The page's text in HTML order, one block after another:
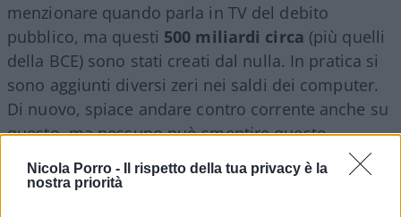
Nicola Porro -
Il rispetto della tua privacy è la
nostra priorità
menzionare quando parla in TV del debito
pubblico, ma questi 500 miliardi circa (più quelli
della BCE) sono stati creati dal nulla. In pratica si
sono aggiunti diversi zeri nei saldi dei computer.
Di nuovo, spiace andare contro corrente anche su
questo, ma nessuno può smentire questo
semplice fatto:Bankitalia ha finanziato i deficit
pubblici negli ultimi otto anni “stampando